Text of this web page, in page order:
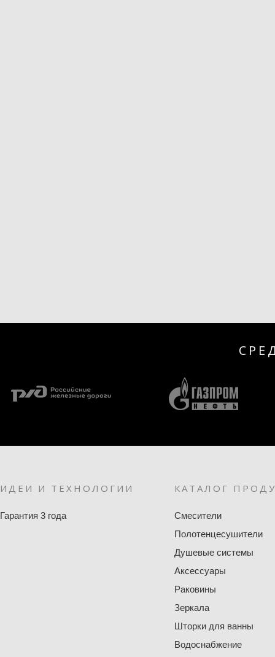
ИДЕИ И ТЕХНОЛОГИИ
Гарантия 3 года
КАТАЛОГ
Смесители
Полотенцесушители
Душевые системы
Аксессуары
Раковины
Зеркала
Шторки для ванны
Водоснабжение